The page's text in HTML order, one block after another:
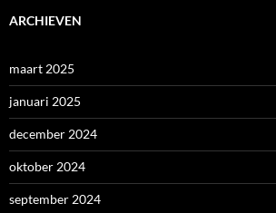
ARCHIEVEN
maart 2025
januari 2025
december 2024
oktober 2024
september 2024